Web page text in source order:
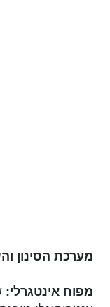
מערכת הסינון
מפוח אינטגרלי: